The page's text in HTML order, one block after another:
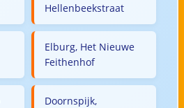
Hellenbeekstraat
Elburg, Het Nieuwe
Feithenhof
Doornspijk,